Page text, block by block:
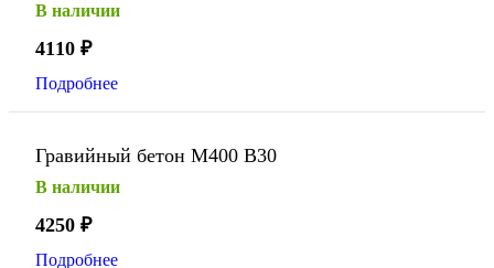
В наличии
4110 ₽
Подробнее
Гравийный бетон М400 В30
В наличии
4250 ₽
Подробнее